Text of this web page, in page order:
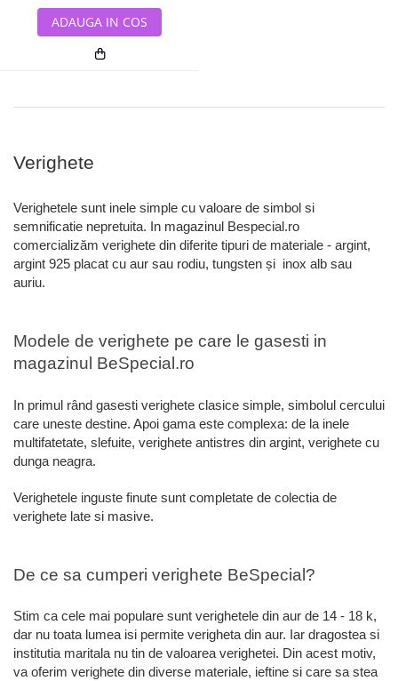
ADAUGA IN COS
Verighete
Verighetele sunt inele simple cu valoare de simbol si
semnificatie nepretuita. In magazinul Bespecial.ro
comercializăm verighete din diferite tipuri de materiale - argint,
argint 925 placat cu aur sau rodiu, tungsten și inox alb sau
auriu.
Modele de verighete pe care le gasesti in
magazinul BeSpecial.ro
In primul rând gasesti verighete clasice simple, simbolul cercului
care uneste destine. Apoi gama este complexa: de la inele
multifatetate, slefuite, verighete antistres din argint, verighete cu
dunga neagra.
Verighetele inguste finute sunt completate de colectia de
verighete late si masive.
De ce sa cumperi verighete BeSpecial?
Stim ca cele mai populare sunt verighetele din aur de 14 - 18 k,
dar nu toata lumea isi permite verigheta din aur. Iar dragostea si
institutia maritala nu tin de valoarea verighetei. Din acest motiv,
va oferim verighete din diverse materiale, ieftine si care sa stea